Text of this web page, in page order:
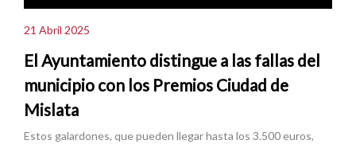
21 Abril 2025
El Ayuntamiento distingue a las fallas del
municipio con los Premios Ciudad de
Mislata
Estos galardones, que pueden llegar hasta los 3.500 euros,